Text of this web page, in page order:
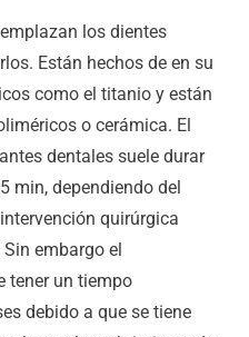
los dientes
Están hechos de en su
como el titanio y están
o cerámica. El
dentales suele durar
min, dependiendo del
quirúrgica
embargo el
tener un tiempo
debido a que se tiene